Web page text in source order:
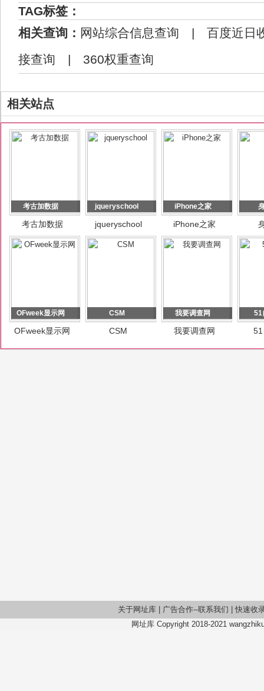
TAG标签：
相关查询： 网站综合信息查询 | 百度近日
接查询 | 360权重查询
相关站点
考古加数据
考古加数据
jqueryschool
jqueryschool
iPhone之家
iPhone之家
OFweek显示网
OFweek显示网
CSM
CSM
我要调查网
我要调查网
51
关于网址库 广告合作--联系我们
快速收
网址库 Copyright 2018-2021